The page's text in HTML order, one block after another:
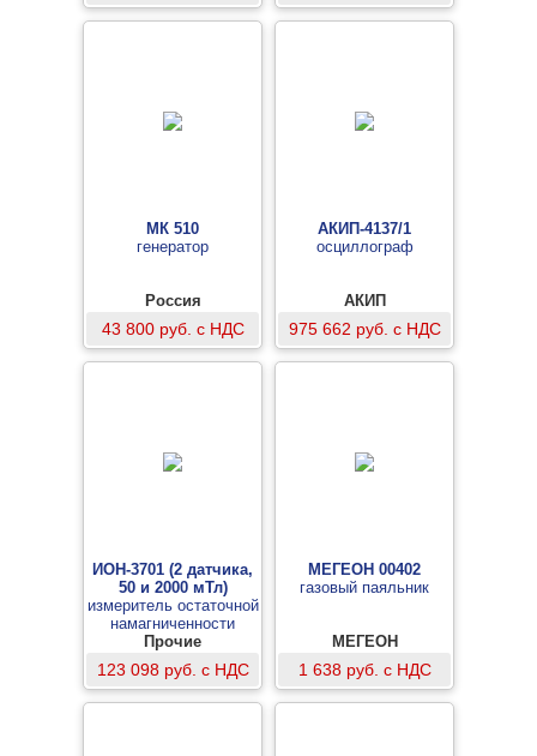
МК 510
генератор
Россия
43 800 руб. с НДС
АКИП-4137/1
осциллограф
АКИП
975 662 руб. с НДС
ИОН-3701 (2 датчика,
50 и 2000 мТл)
измеритель остаточной
намагниченности
Прочие
123 098 руб. с НДС
МЕГЕОН 00402
газовый паяльник
МЕГЕОН
1 638 руб. с НДС